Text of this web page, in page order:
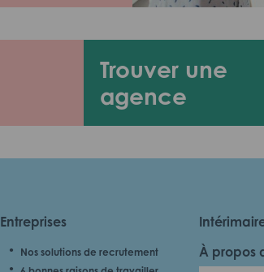
Trouver une
agence
Entreprises
Nos solutions de recrutement
À propos